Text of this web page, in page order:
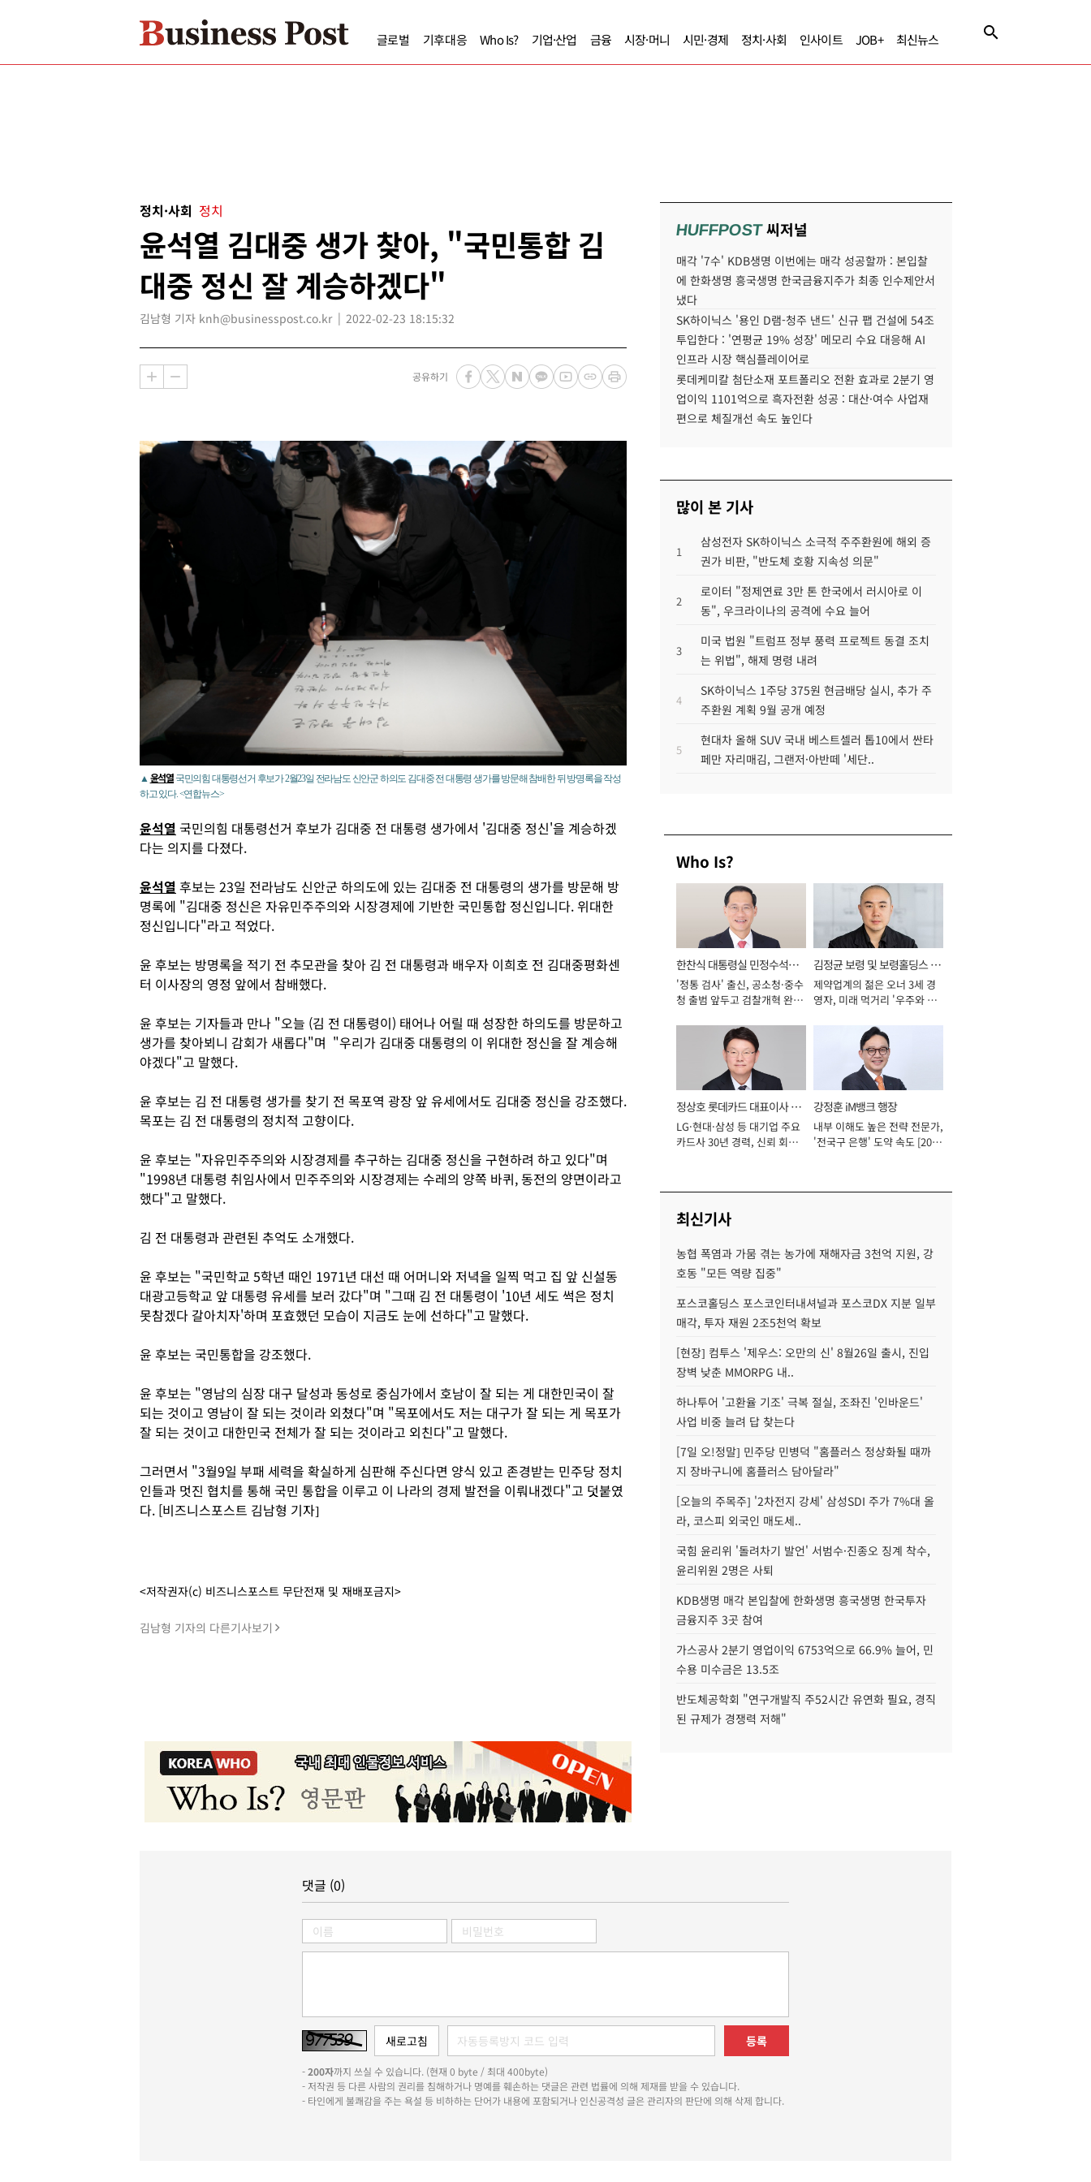
글로벌 기후대응 Who Is? 기업·산업 금융 시장·머니 시민·경제 정치·사회 인사이트 JOB+ 최신뉴스
정치·사회 정치
윤석열 김대중 생가 찾아, "국민통합 김
대중 정신 잘 계승하겠다"
김남형 기자 knh@businesspost.co.kr 2022-02-23 18:15:32
공유하기
▲ 윤석열 국민의힘 대통령선거 후보가 2월23일 전라남도 신안군 하의도 김대중 전 대통령 생가를 방문해 참배한 뒤 방명록을 작성
하고 있다. <연합뉴스>
윤석열 국민의힘 대통령선거 후보가 김대중 전 대통령 생가에서 '김대중 정신'을 계승하겠
다는 의지를 다졌다.
윤석열 후보는 23일 전라남도 신안군 하의도에 있는 김대중 전 대통령의 생가를 방문해 방
명록에 "김대중 정신은 자유민주주의와 시장경제에 기반한 국민통합 정신입니다. 위대한
정신입니다"라고 적었다.
윤 후보는 방명록을 적기 전 추모관을 찾아 김 전 대통령과 배우자 이희호 전 김대중평화센
터 이사장의 영정 앞에서 참배했다.
윤 후보는 기자들과 만나 "오늘 (김 전 대통령이) 태어나 어릴 때 성장한 하의도를 방문하고
생가를 찾아뵈니 감회가 새롭다"며 "우리가 김대중 대통령의 이 위대한 정신을 잘 계승해
야겠다"고 말했다.
윤 후보는 김 전 대통령 생가를 찾기 전 목포역 광장 앞 유세에서도 김대중 정신을 강조했다.
목포는 김 전 대통령의 정치적 고향이다.
윤 후보는 "자유민주주의와 시장경제를 추구하는 김대중 정신을 구현하려 하고 있다"며
"1998년 대통령 취임사에서 민주주의와 시장경제는 수레의 양쪽 바퀴, 동전의 양면이라고
했다"고 말했다.
김 전 대통령과 관련된 추억도 소개했다.
윤 후보는 "국민학교 5학년 때인 1971년 대선 때 어머니와 저녁을 일찍 먹고 집 앞 신설동
대광고등학교 앞 대통령 유세를 보러 갔다"며 "그때 김 전 대통령이 '10년 세도 썩은 정치
못참겠다 갈아치자'하며 포효했던 모습이 지금도 눈에 선하다"고 말했다.
윤 후보는 국민통합을 강조했다.
윤 후보는 "영남의 심장 대구 달성과 동성로 중심가에서 호남이 잘 되는 게 대한민국이 잘
되는 것이고 영남이 잘 되는 것이라 외쳤다"며 "목포에서도 저는 대구가 잘 되는 게 목포가
잘 되는 것이고 대한민국 전체가 잘 되는 것이라고 외친다"고 말했다.
그러면서 "3월9일 부패 세력을 확실하게 심판해 주신다면 양식 있고 존경받는 민주당 정치
인들과 멋진 협치를 통해 국민 통합을 이루고 이 나라의 경제 발전을 이뤄내겠다"고 덧붙였
다. [비즈니스포스트 김남형 기자]
<저작권자(c) 비즈니스포스트 무단전재 및 재배포금지>
김남형 기자의 다른기사보기
HUFFPOST씨저널
매각 '7수' KDB생명 이번에는 매각 성공할까 : 본입찰
에 한화생명 흥국생명 한국금융지주가 최종 인수제안서
냈다
SK하이닉스 '용인 D램-청주 낸드' 신규 팹 건설에 54조
투입한다 : '연평균 19% 성장' 메모리 수요 대응해 AI
인프라 시장 핵심플레이어로
롯데케미칼 첨단소재 포트폴리오 전환 효과로 2분기 영
업이익 1101억으로 흑자전환 성공 : 대산·여수 사업재
편으로 체질개선 속도 높인다
많이 본 기사
1
삼성전자 SK하이닉스 소극적 주주환원에 해외 증
권가 비판, "반도체 호황 지속성 의문"
2
로이터 "정제연료 3만 톤 한국에서 러시아로 이
동", 우크라이나의 공격에 수요 늘어
3
미국 법원 "트럼프 정부 풍력 프로젝트 동결 조치
는 위법", 해제 명령 내려
4
SK하이닉스 1주당 375원 현금배당 실시, 추가 주
주환원 계획 9월 공개 예정
5
현대차 올해 SUV 국내 베스트셀러 톱10에서 싼타
페만 자리매김, 그랜저·아반떼 '세단..
Who Is?
한찬식 대통령실 민정수석비
서관
'정통 검사' 출신, 공소청·중수
청 출범 앞두고 검찰개혁 완수
김정균 보령 및 보령홀딩스 대
표이사 사장
제약업계의 젊은 오너 3세 경
영자, 미래 먹거리 '우주와 헬
정상호 롯데카드 대표이사 사
장
LG·현대·삼성 등 대기업 주요
카드사 30년 경력, 신뢰 회복
강정훈 iM뱅크 행장
내부 이해도 높은 전략 전문가,
'전국구 은행' 도약 속도 [2026
최신기사
농협 폭염과 가뭄 겪는 농가에 재해자금 3천억 지원, 강
호동 "모든 역량 집중"
포스코홀딩스 포스코인터내셔널과 포스코DX 지분 일부
매각, 투자 재원 2조5천억 확보
[현장] 컴투스 '제우스: 오만의 신' 8월26일 출시, 진입
장벽 낮춘 MMORPG 내..
하나투어 '고환율 기조' 극복 절실, 조좌진 '인바운드'
사업 비중 늘려 답 찾는다
[7일 오!정말] 민주당 민병덕 "홈플러스 정상화될 때까
지 장바구니에 홈플러스 담아달라"
[오늘의 주목주] '2차전지 강세' 삼성SDI 주가 7%대 올
라, 코스피 외국인 매도세..
국힘 윤리위 '돌려차기 발언' 서범수·진종오 징계 착수,
윤리위원 2명은 사퇴
KDB생명 매각 본입찰에 한화생명 흥국생명 한국투자
금융지주 3곳 참여
가스공사 2분기 영업이익 6753억으로 66.9% 늘어, 민
수용 미수금은 13.5조
반도체공학회 "연구개발직 주52시간 유연화 필요, 경직
된 규제가 경쟁력 저해"
댓글 (0)
등록
-200자까지 쓰실 수 있습니다. (현재 0 byte / 최대 400byte)
- 저작권 등 다른 사람의 권리를 침해하거나 명예를 훼손하는 댓글은 관련 법률에 의해 제재를 받을 수 있습니다.
- 타인에게 불쾌감을 주는 욕설 등 비하하는 단어가 내용에 포함되거나 인신공격성 글은 관리자의 판단에 의해 삭제 합니다.